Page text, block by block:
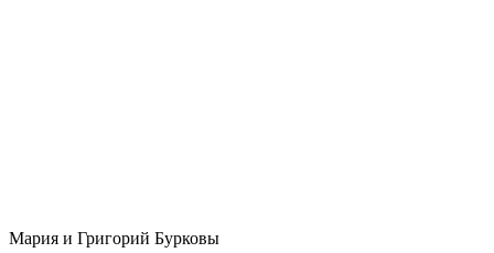
Мария и Григорий Бурковы